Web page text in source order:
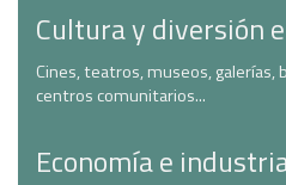
Cultura y diversión
Cines, teatros, museos,
centros comunitarios...
Economía e